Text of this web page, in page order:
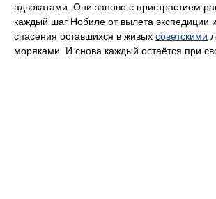
адвокатами. Они заново с пристрастием
каждый шаг Нобиле от вылета экспедиции
спасения оставшихся в живых советскими
моряками. И снова каждый остаётся при